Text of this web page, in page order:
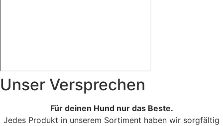
Kirchstraße - Moabit
Unser Versprechen
Für deinen Hund nur das Beste.
Jedes Produkt in unserem Sortiment haben wir sorgfältig